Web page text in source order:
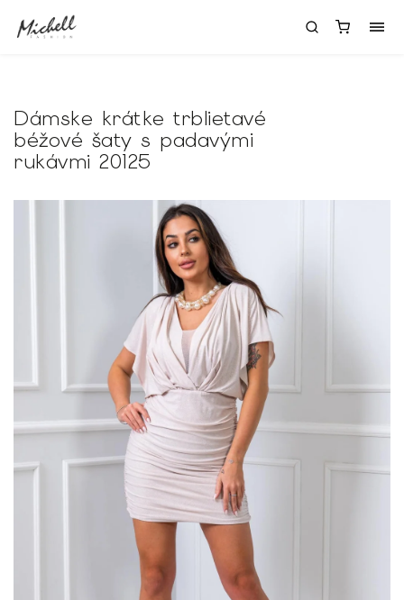
Dámske krátke trblietavé
béžové šaty s padavými
rukávmi 20125